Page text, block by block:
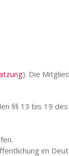
). Die
§§ 13 bis 19 des
im